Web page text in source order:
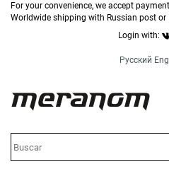
For your convenience, we accept
Worldwide shipping with Russian post or
Login with:
Русский